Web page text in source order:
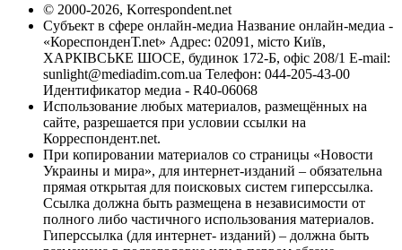
© 2000-2026, Korrespondent.net
Субъект в сфере онлайн-медиа Название онлайн-медиа -
«КореспонденТ.net» Адрес: 02091, місто Київ,
ХАРКІВСЬКЕ ШОСЕ, будинок 172-Б, офіс 208/1 E-mail:
sunlight@mediadim.com.ua Телефон: 044-205-43-00
Идентификатор медиа - R40-06068
Использование любых материалов, размещённых на
сайте, разрешается при условии ссылки на
Корреспондент.net.
При копировании материалов со страницы «Новости
Украины и мира», для интернет-изданий – обязательна
прямая открытая для поисковых систем гиперссылка.
Ссылка должна быть размещена в независимости от
полного либо частичного использования материалов.
Гиперссылка (для интернет- изданий) – должна быть